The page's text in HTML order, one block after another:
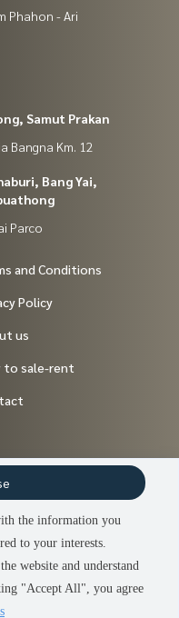
Phahon - Ari
Samut Prakan
Bangna Km. 12
Bang Yai,
Parco
and Conditions
Policy
us
to sale-rent
the information you
to your interests.
website and understand
"Accept All", you agree